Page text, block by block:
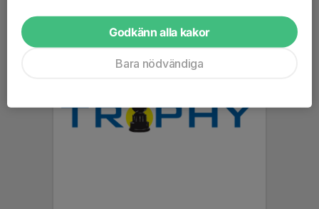
Godkänn alla kakor
Bara nödvändiga